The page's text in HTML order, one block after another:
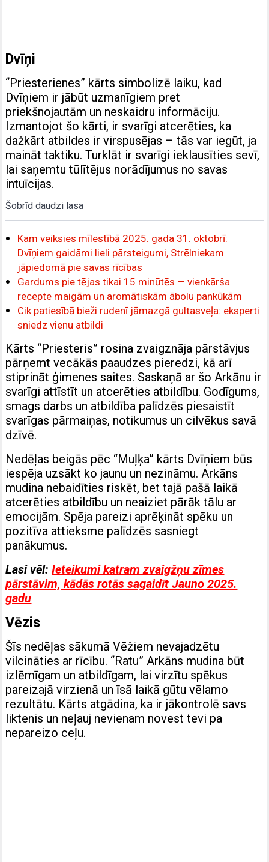
Dvīņi
“Priesterienes” kārts simbolizē laiku, kad
Dvīņiem ir jābūt uzmanīgiem pret
priekšnojautām un neskaidru informāciju.
Izmantojot šo kārti, ir svarīgi atcerēties, ka
dažkārt atbildes ir virspusējas – tās var iegūt, ja
maināt taktiku. Turklāt ir svarīgi ieklausīties sevī,
lai saņemtu tūlītējus norādījumus no savas
intuīcijas.
Šobrīd daudzi lasa
Kam veiksies mīlestībā 2025. gada 31. oktobrī:
Dvīņiem gaidāmi lieli pārsteigumi, Strēlniekam
jāpiedomā pie savas rīcības
Gardums pie tējas tikai 15 minūtēs — vienkārša
recepte maigām un aromātiskām ābolu pankūkām
Cik patiesībā bieži rudenī jāmazgā gultasveļa: eksperti
sniedz vienu atbildi
Kārts “Priesteris” rosina zvaigznāja pārstāvjus
pārņemt vecākās paaudzes pieredzi, kā arī
stiprināt ģimenes saites. Saskaņā ar šo Arkānu ir
svarīgi attīstīt un atcerēties atbildību. Godīgums,
smags darbs un atbildība palīdzēs piesaistīt
svarīgas pārmaiņas, notikumus un cilvēkus savā
dzīvē.
Nedēļas beigās pēc “Muļķa” kārts Dvīņiem būs
iespēja uzsākt ko jaunu un nezināmu. Arkāns
mudina nebaidīties riskēt, bet tajā pašā laikā
atcerēties atbildību un neaiziet pārāk tālu ar
emocijām. Spēja pareizi aprēķināt spēku un
pozitīva attieksme palīdzēs sasniegt
panākumus.
Lasi vēl:Ieteikumi katram zvaigžņu zīmes
pārstāvim, kādās rotās sagaidīt Jauno 2025.
gadu
Vēzis
Šīs nedēļas sākumā Vēžiem nevajadzētu
vilcināties ar rīcību. “Ratu” Arkāns mudina būt
izlēmīgam un atbildīgam, lai virzītu spēkus
pareizajā virzienā un īsā laikā gūtu vēlamo
rezultātu. Kārts atgādina, ka ir jākontrolē savs
liktenis un neļauj nevienam novest tevi pa
nepareizo ceļu.